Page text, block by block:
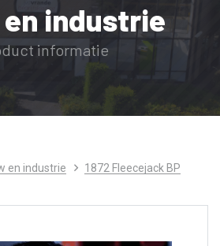
industrie
informatie
en industrie 1872 Fleecejack BP